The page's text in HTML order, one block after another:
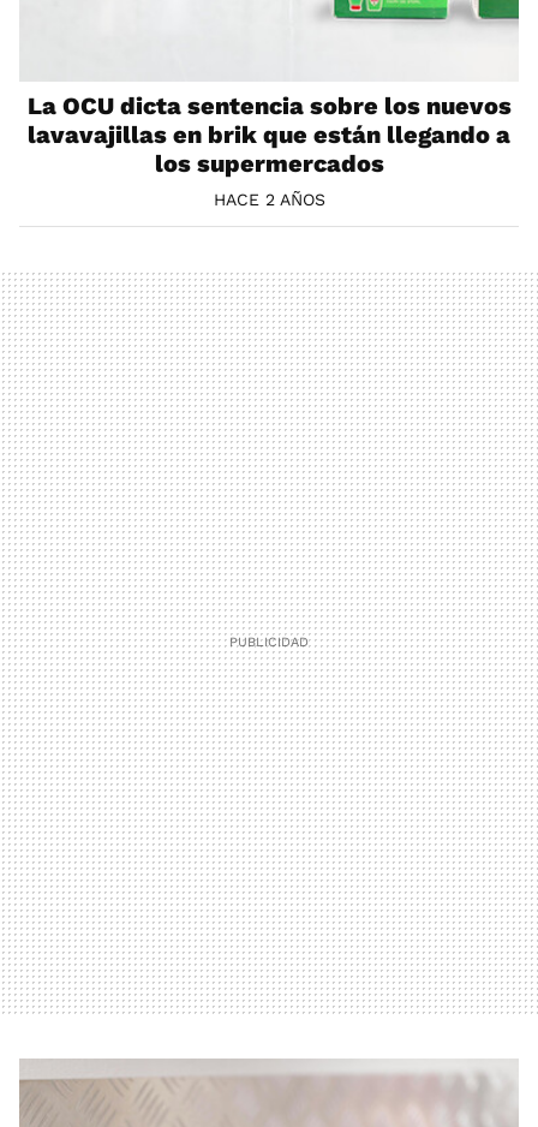
La OCU dicta sentencia sobre los nuevos
lavavajillas en brik que están llegando a
los supermercados
HACE 2 AÑOS